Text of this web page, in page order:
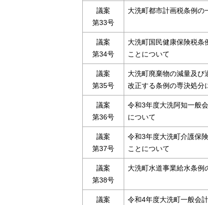
議案
第33号
大洗町都市計画税条例の
議案
第34号
大洗町国民健康保険税条
ことについて
議案
第35号
大洗町廃棄物の減量及び
改正する条例の専決処分
議案
第36号
令和3年度大洗阿知一般
について
議案
第37号
令和3年度大洗町介護保
ことについて
議案
第38号
大洗町水道事業給水条例
議案
令和4年度大洗町一般会